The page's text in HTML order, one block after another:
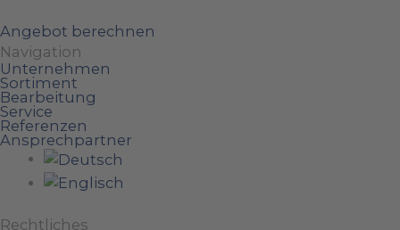
Angebot berechnen
Navigation
Unternehmen
Sortiment
Bearbeitung
Service
Referenzen
Ansprechpartner
Rechtliches